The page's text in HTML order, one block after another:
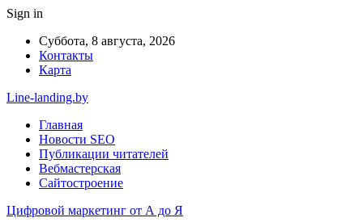
Sign in
Суббота, 8 августа, 2026
Контакты
Карта
Line-landing.by
Главная
Новости SEO
Публикации читателей
Вебмастерская
Сайтостроение
Цифровой маркетинг от А до Я